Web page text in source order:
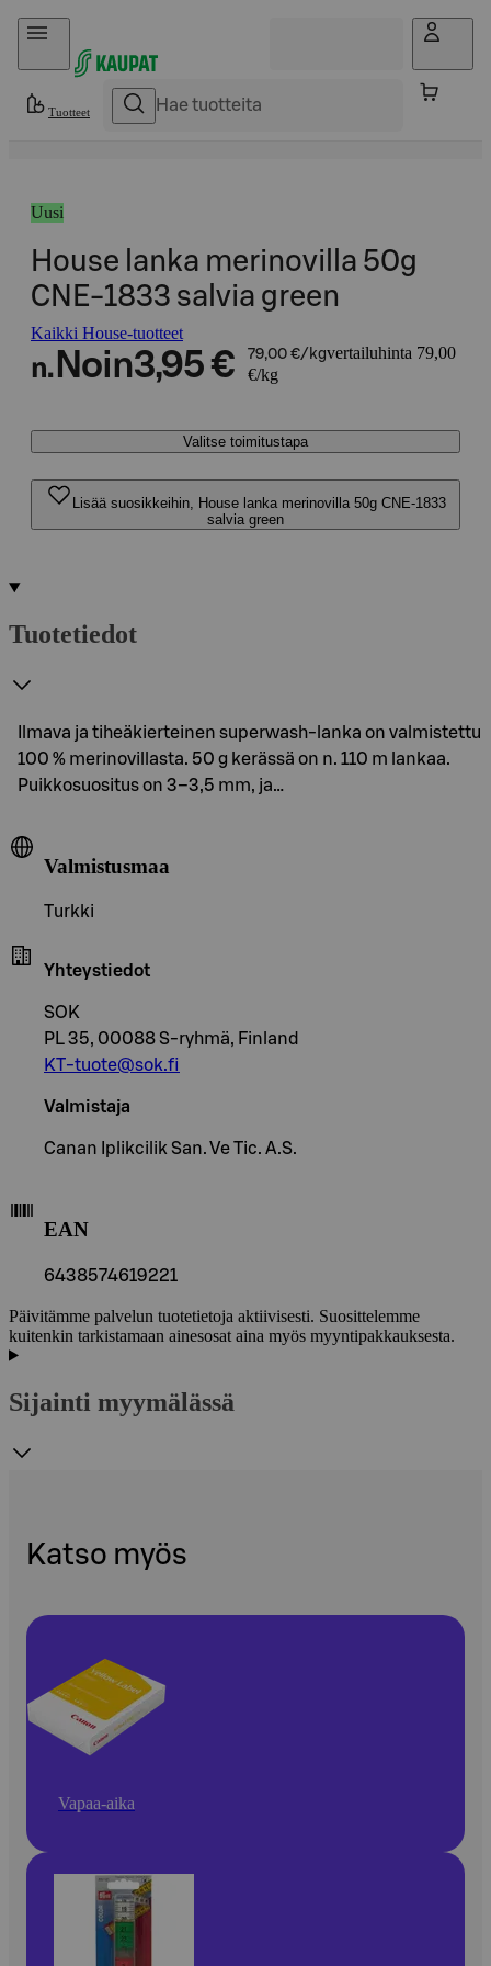
Hyppää sisältöön
Tuotteet
Uusi
House lanka merinovilla 50g
CNE-1833 salvia green
Kaikki House-tuotteet
n. Noin3,95 € 79,00 €/kgvertailuhinta 79,00
€/kg
Valitse toimitustapa
Lisää suosikkeihin, House lanka merinovilla 50g CNE-1833
salvia green
Tuotetiedot
Ilmava ja tiheäkierteinen superwash-lanka on valmistettu
100 % merinovillasta. 50 g kerässä on n. 110 m lankaa.
Puikkosuositus on 3–3,5 mm, ja…
Valmistusmaa
Turkki
Yhteystiedot
SOK
PL 35, 00088 S-ryhmä, Finland
KT-tuote@sok.fi
Valmistaja
Canan Iplikcilik San. Ve Tic. A.S.
EAN
6438574619221
Päivitämme palvelun tuotetietoja aktiivisesti. Suosittelemme
kuitenkin tarkistamaan ainesosat aina myös myyntipakkauksesta.
Sijainti myymälässä
Katso myös
Vapaa-aika